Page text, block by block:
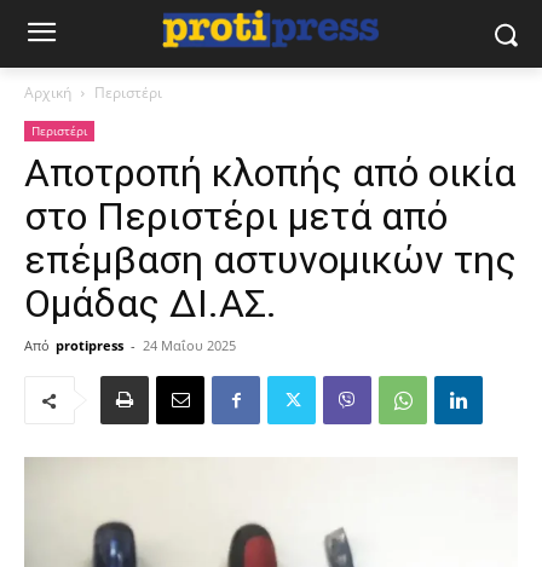
Αρχική Περιστέρι
Περιστέρι
Αποτροπή κλοπής από οικία
στο Περιστέρι μετά από
επέμβαση αστυνομικών της
Ομάδας ΔΙ.ΑΣ.
Από protipress - 24 Μαΐου 2025